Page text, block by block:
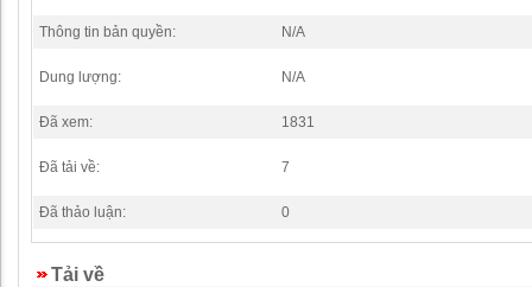
Thông tin bản quyền: N/A
Dung lượng: N/A
Đã xem: 1831
Đã tải về: 7
Đã thảo luận: 0
Tải về